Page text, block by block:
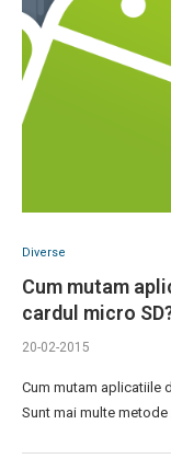
Diverse
Cum mutam
cardul micro
20-02-2015
Cum mutam aplicatiile
Sunt mai multe metode